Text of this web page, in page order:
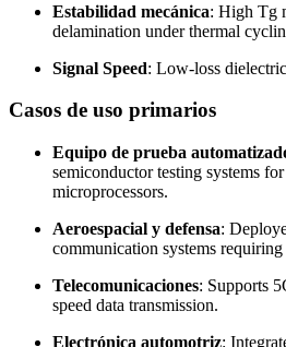
Estabilidad mecánica: High Tg
delamination under thermal
Signal Speed: Low-loss
Casos de uso primarios
Equipo de prueba
semiconductor testing systems
microprocessors.
Aeroespacial y defensa:
communication systems
Telecomunicaciones: Supports
speed data transmission.
Electrónica automotriz: